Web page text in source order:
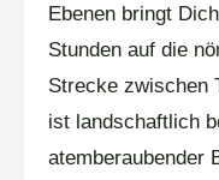
Ebenen bringt
Stunden auf die
Strecke zwischen
ist landschaftlich
atemberaubender